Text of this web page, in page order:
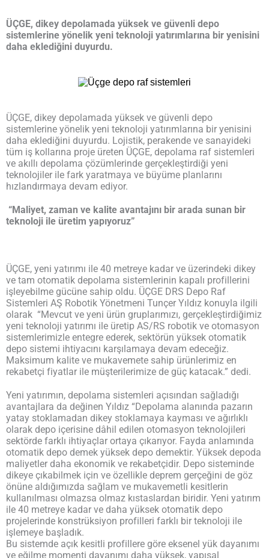
ÜÇGE, dikey depolamada yüksek ve güvenli depo
sistemlerine yönelik yeni teknoloji yatırımlarına bir yenisini
daha eklediğini duyurdu.
ÜÇGE, dikey depolamada yüksek ve güvenli depo
sistemlerine yönelik yeni teknoloji yatırımlarına bir yenisini
daha eklediğini duyurdu. Lojistik, perakende ve sanayideki
tüm iş kollarına proje üreten ÜÇGE, depolama raf sistemleri
ve akıllı depolama çözümlerinde gerçekleştirdiği yeni
teknolojiler ile fark yaratmaya ve büyüme planlarını
hızlandırmaya devam ediyor.
“Maliyet, zaman ve kalite avantajını bir arada sunan bir
teknoloji ile üretim yapıyoruz”
ÜÇGE, yeni yatırımı ile 40 metreye kadar ve üzerindeki dikey
ve tam otomatik depolama sistemlerinin kapalı profillerini
işleyebilme gücüne sahip oldu. ÜÇGE DRS Depo Raf
Sistemleri AŞ Robotik Yönetmeni Tunçer Yıldız konuyla ilgili
olarak “Mevcut ve yeni ürün gruplarımızı, gerçekleştirdiğimiz
yeni teknoloji yatırımı ile üretip AS/RS robotik ve otomasyon
sistemlerimizle entegre ederek, sektörün yüksek otomatik
depo sistemi ihtiyacını karşılamaya devam edeceğiz.
Maksimum kalite ve mukavemete sahip ürünlerimiz en
rekabetçi fiyatlar ile müşterilerimize de güç katacak.” dedi.
Yeni yatırımın, depolama sistemleri açısından sağladığı
avantajlara da değinen Yıldız “Depolama alanında pazarın
yatay stoklamadan dikey stoklamaya kayması ve ağırlıklı
olarak depo içerisine dâhil edilen otomasyon teknolojileri
sektörde farklı ihtiyaçlar ortaya çıkarıyor. Fayda anlamında
otomatik depo demek yüksek depo demektir. Yüksek depoda
maliyetler daha ekonomik ve rekabetçidir. Depo sisteminde
dikeye çıkabilmek için ve özellikle deprem gerçeğini de göz
önüne aldığımızda sağlam ve mukavemetli kesitlerin
kullanılması olmazsa olmaz kıstaslardan biridir. Yeni yatırım
ile 40 metreye kadar ve daha yüksek otomatik depo
projelerinde konstrüksiyon profilleri farklı bir teknoloji ile
işlemeye başladık.
Bu sistemde açık kesitli profillere göre eksenel yük dayanımı
ve eğilme momenti dayanımı daha yüksek, yapısal